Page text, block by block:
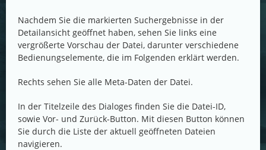
Nachdem Sie die markierten Suchergebnisse in der
Detailansicht geöffnet haben, sehen Sie links eine
vergrößerte Vorschau der Datei, darunter verschiedene
Bedienungselemente, die im Folgenden erklärt werden.
Rechts sehen Sie alle Meta-Daten der Datei.
In der Titelzeile des Dialoges finden Sie die Datei-ID,
sowie Vor- und Zurück-Button. Mit diesen Button können
Sie durch die Liste der aktuell geöffneten Dateien
navigieren.